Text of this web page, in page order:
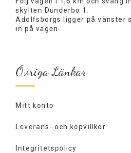
skylten Dunderbo 1.
Adolfsborgs ligger på vänster
in på vägen.
Övriga Länkar
Mitt konto
Leverans- och köpvillkor
Integritetspolicy